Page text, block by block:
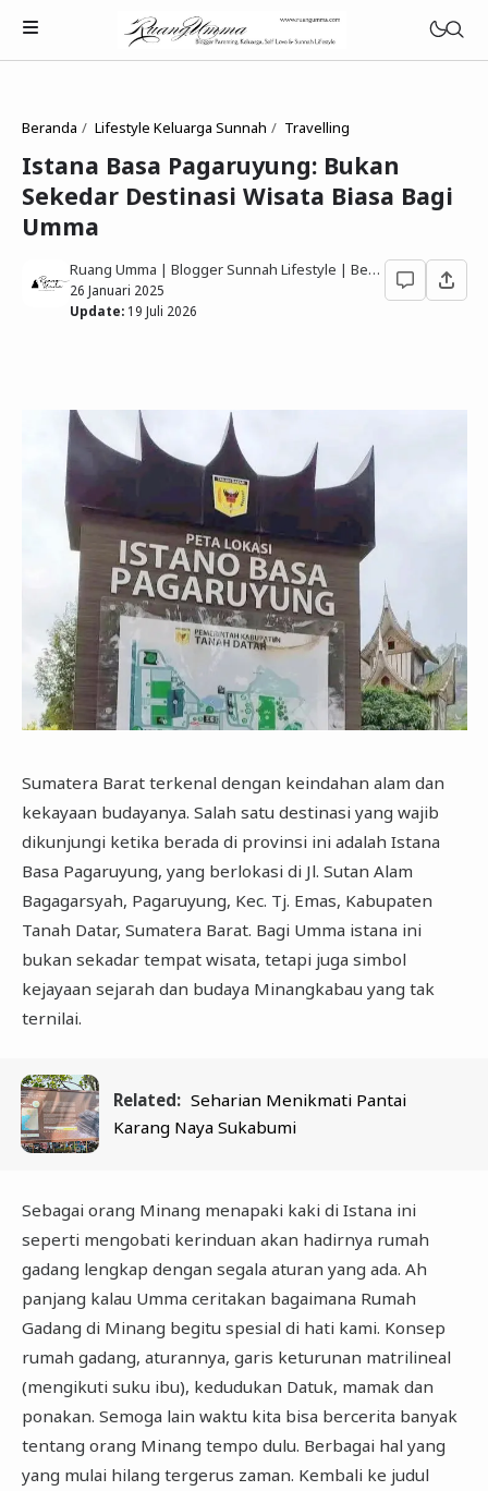
Parenting Islami
Lifestyle Keluarga Sunnah
Beranda Lifestyle Keluarga Sunnah Travelling
Istana Basa Pagaruyung: Bukan
Sekedar Destinasi Wisata Biasa Bagi
Umma
Ruang Umma | Blogger Sunnah Lifestyle | Berbagi Gaya Hidup Sesuai Quran Sunnah
26 Januari 2025
Update: 19 Juli 2026
Sumatera Barat terkenal dengan keindahan alam dan
kekayaan budayanya. Salah satu destinasi yang wajib
dikunjungi ketika berada di provinsi ini adalah Istana
Basa Pagaruyung, yang berlokasi di Jl. Sutan Alam
Bagagarsyah, Pagaruyung, Kec. Tj. Emas, Kabupaten
Tanah Datar, Sumatera Barat. Bagi Umma istana ini
bukan sekadar tempat wisata, tetapi juga simbol
kejayaan sejarah dan budaya Minangkabau yang tak
ternilai.
Related: Seharian Menikmati Pantai
Karang Naya Sukabumi
Sebagai orang Minang menapaki kaki di Istana ini
seperti mengobati kerinduan akan hadirnya rumah
gadang lengkap dengan segala aturan yang ada. Ah
panjang kalau Umma ceritakan bagaimana Rumah
Gadang di Minang begitu spesial di hati kami. Konsep
rumah gadang, aturannya, garis keturunan matrilineal
(mengikuti suku ibu), kedudukan Datuk, mamak dan
ponakan. Semoga lain waktu kita bisa bercerita banyak
tentang orang Minang tempo dulu. Berbagai hal yang
yang mulai hilang tergerus zaman. Kembali ke judul